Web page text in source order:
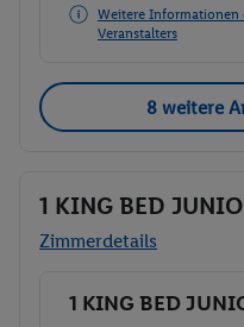
Weitere Informationen
Veranstalters
8 weitere
1 KING BED
Zimmerdetails
Buchen
1 KING BED